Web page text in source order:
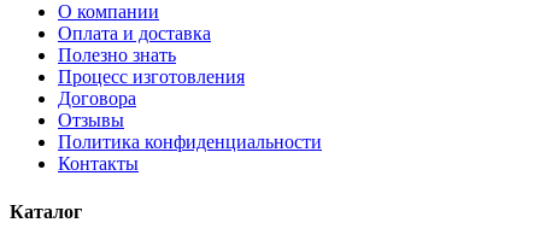
О компании
Оплата и доставка
Полезно знать
Процесс изготовления
Договора
Отзывы
Политика конфиденциальности
Контакты
Каталог